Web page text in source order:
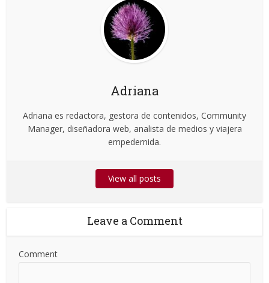
Adriana
Adriana es redactora, gestora de contenidos, Community
Manager, diseñadora web, analista de medios y viajera
empedernida.
View all posts
Leave a Comment
Comment